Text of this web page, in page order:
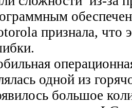
признала, что
одной из
большое